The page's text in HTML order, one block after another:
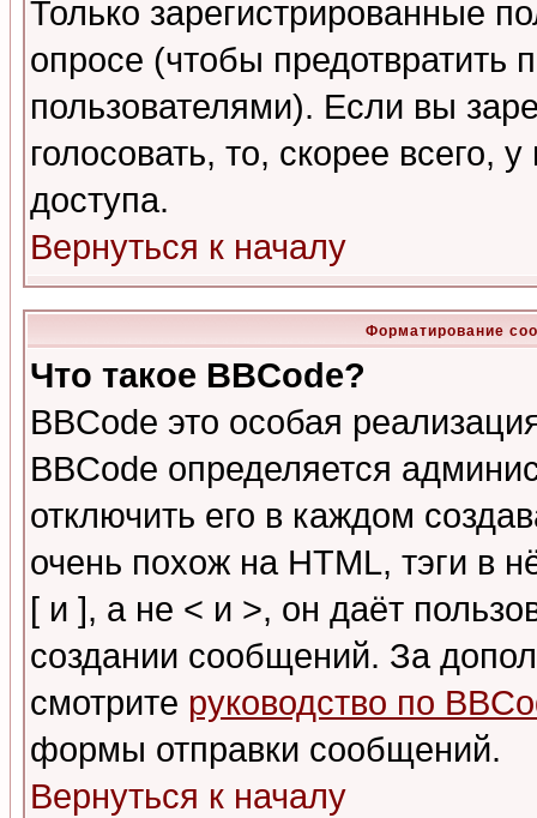
Только зарегистрированные
опросе (чтобы предотвратить
пользователями). Если вы
голосовать, то, скорее всего,
доступа.
Вернуться к началу
Форматирование
Что такое BBCode?
BBCode это особая
BBCode определяется
отключить его в каждом
очень похож на HTML, тэги в
[ и ], а не < и >, он даёт
создании сообщений. За
смотрите руководство по
формы отправки сообщений.
Вернуться к началу